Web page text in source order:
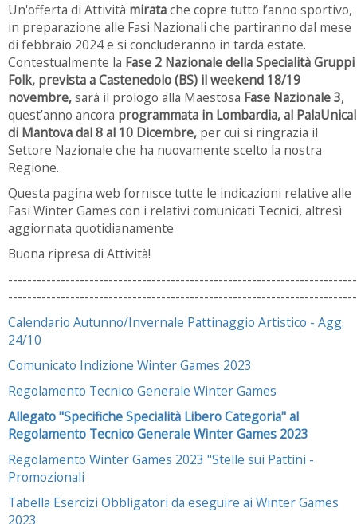
Un'offerta di Attività miratache copre tutto l’anno sportivo,
in preparazione alle Fasi Nazionali che partiranno dal mese
di febbraio 2024 e si concluderanno in tarda estate.
Contestualmente la Fase 2 Nazionale della Specialità Gruppi
Folk, prevista a Castenedolo (BS) il weekend 18/19
novembre,sarà il prologo alla Maestosa Fase Nazionale 3,
quest’anno ancora programmata in Lombardia, al PalaUnical
di Mantova dal 8 al 10 Dicembre, per cui si ringrazia il
Settore Nazionale che ha nuovamente scelto la nostra
Regione.
Questa pagina web fornisce tutte le indicazioni relative alle
Fasi Winter Games con i relativi comunicati Tecnici, altresì
aggiornata quotidianamente
Buona ripresa di Attività!
-------------------------------------------------------------------------
-------------------------------------------------------------------------
Calendario Autunno/Invernale Pattinaggio Artistico - Agg.
24/10
Comunicato Indizione Winter Games 2023
Regolamento Tecnico Generale Winter Games
Allegato "Specifiche Specialità Libero Categoria" al
Regolamento Tecnico Generale Winter Games 2023
Regolamento Winter Games 2023 "Stelle sui Pattini -
Promozionali
Tabella Esercizi Obbligatori da eseguire ai Winter Games
2023